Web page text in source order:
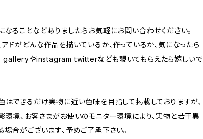
なることなどありましたらお気軽にお問い合わせください。
アドがどんな作品を描いているか、作っているか、気になったら
galleryやinstagram twitterなども覗いてもらえたら嬉しいで
はできるだけ実物に近い色味を目指して掲載しておりますが、
環境、お客さまがお使いのモニター環境により、実物と若干異
場合がございます、予めご了承下さい。